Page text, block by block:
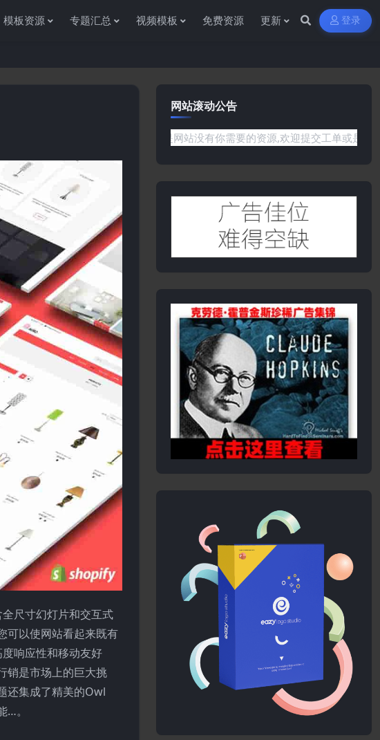
模板资源 专题汇总 视频模板 免费资源 更新 登录
尺寸幻灯片和交互式
可以使网站看起来既有
响应性和移动友好
销是市场上的巨大挑
还集成了精美的Owl
…。
网站滚动公告
源!如果遇到任何问题或是网站没有你需要的资源,欢迎提交工单或是添加客服微信